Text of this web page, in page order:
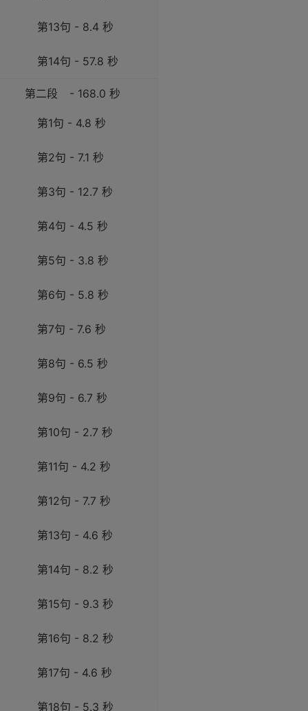
第13句 - 8.4 秒
第14句 - 57.8 秒
第二段 - 168.0 秒
第1句 - 4.8 秒
第2句 - 7.1 秒
第3句 - 12.7 秒
第4句 - 4.5 秒
第5句 - 3.8 秒
第6句 - 5.8 秒
第7句 - 7.6 秒
第8句 - 6.5 秒
第9句 - 6.7 秒
第10句 - 2.7 秒
第11句 - 4.2 秒
第12句 - 7.7 秒
第13句 - 4.6 秒
第14句 - 8.2 秒
第15句 - 9.3 秒
第16句 - 8.2 秒
第17句 - 4.6 秒
第18句 - 5.3 秒